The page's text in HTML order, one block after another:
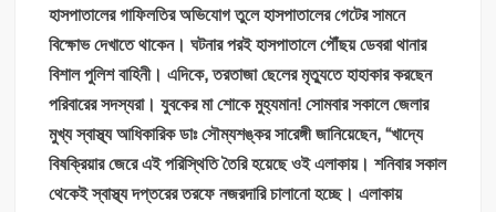
হাসপাতালের গাফিলতির অভিযোগ তুলে হাসপাতালের গেটের সামনে
বিক্ষোভ দেখাতে থাকেন। ঘটনার পরই হাসপাতালে পৌঁছয় ডেবরা থানার
বিশাল পুলিশ বাহিনী। এদিকে, তরতাজা ছেলের মৃত্যুতে হাহাকার করছেন
পরিবারের সদস্যরা। যুবকের মা শোকে মুহ্যমান! সোমবার সকালে জেলার
মুখ্য স্বাস্থ্য আধিকারিক ডাঃ সৌম্যশঙ্কর সারেঙ্গী জানিয়েছেন, “খাদ্যে
বিষক্রিয়ার জেরে এই পরিস্থিতি তৈরি হয়েছে ওই এলাকায়। শনিবার সকাল
থেকেই স্বাস্থ্য দপ্তরের তরফে নজরদারি চালানো হচ্ছে। এলাকায়